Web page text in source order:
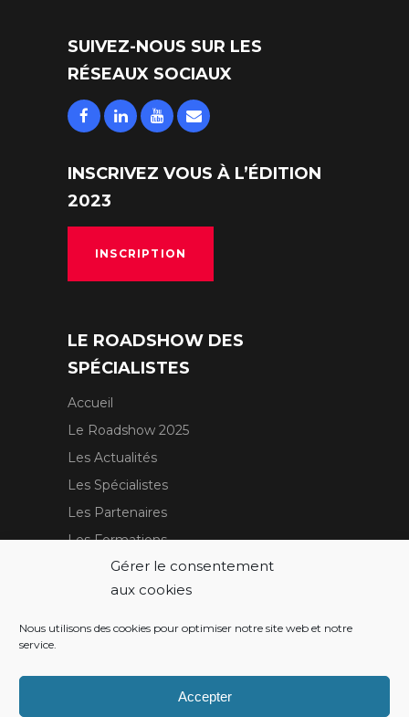
Gérer le consentement
aux cookies
Nous utilisons des cookies pour optimiser notre site web et notre
service.
Accepter
SUIVEZ-NOUS SUR LES
RÉSEAUX SOCIAUX
INSCRIVEZ VOUS À L’ÉDITION
2023
INSCRIPTION
LE ROADSHOW DES
SPÉCIALISTES
Accueil
Le Roadshow 2025
Les Actualités
Les Spécialistes
Les Partenaires
Les Formations
Contact
Nous contacter
Newsletter